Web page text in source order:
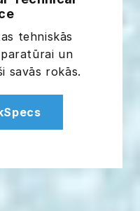
tehniskās
un
savās rokās.